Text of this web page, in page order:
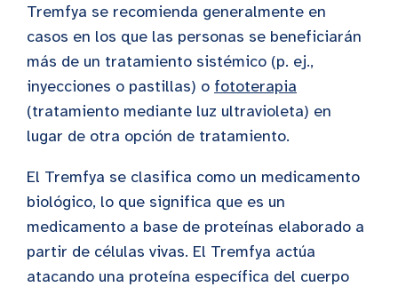
Tremfya se recomienda generalmente en
casos en los que las personas se beneficiarán
más de un tratamiento sistémico (p. ej.,
inyecciones o pastillas) o fototerapia
(tratamiento mediante luz ultravioleta) en
lugar de otra opción de tratamiento.
El Tremfya se clasifica como un medicamento
biológico, lo que significa que es un
medicamento a base de proteínas elaborado a
partir de células vivas. El Tremfya actúa
atacando una proteína específica del cuerpo